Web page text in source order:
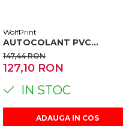
WolfPrint
AUTOCOLANT PVC
DECORATIV, CUB ALB,
AUTOADEZIV, EFECT 3D,
50X300 CM
147,44 RON
127,10 RON
IN STOC
ADAUGA IN COS